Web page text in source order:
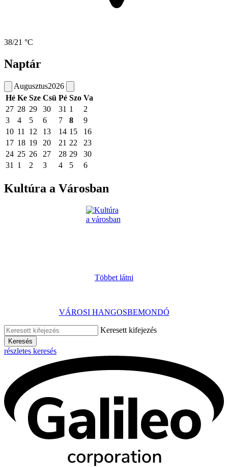
38/21 °C
Naptár
Augusztus2026
Hé Ke Sze Csü Pé Szo Va
27 28 29 30 31 1
2
3
4 5 6 7 8
9
10 11 12 13 14 15
16
17 18 19 20 21 22
23
24 25 26 27 28 29
30
31
1 2 3 4 5 6
Kultúra a Városban
Többet látni
VÁROSI HANGOSBEMONDÓ
Keresett kifejezés
Keresés
részletes keresés